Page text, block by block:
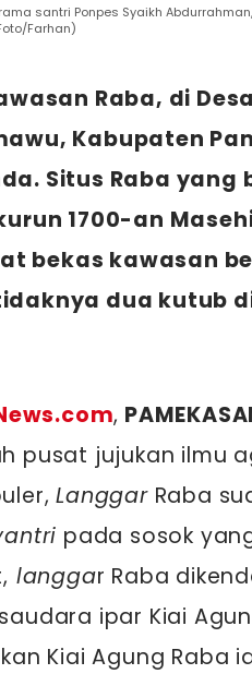
santri Ponpes Syaikh
Farhan)
Raba, di
Kabupaten
Situs Raba yang
1700-an
bekas kawasan
dua kutub
,
pusat jujukan ilmu
LanggarRaba
pada sosok
langgar Raba
ipar Kiai
Kiai Agung Raba